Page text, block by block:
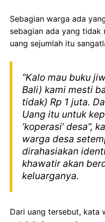
Sebagian warga ada
sebagian ada yang tidak
uang sejumlah itu
“Kalo mau buku
Bali) kami mesti
tidak) Rp 1 juta.
Uang itu untuk
‘koperasi’ desa”,
warga desa
dirahasiakan
khawatir akan
keluarganya.
Dari uang tersebut, kata